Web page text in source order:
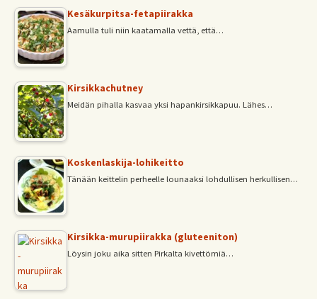
Kesäkurpitsa-fetapiirakka
Aamulla tuli niin kaatamalla vettä, että…
Kirsikkachutney
Meidän pihalla kasvaa yksi hapankirsikkapuu. Lähes…
Koskenlaskija-lohikeitto
Tänään keittelin perheelle lounaaksi lohdullisen herkullisen…
Kirsikka-murupiirakka (gluteeniton)
Löysin joku aika sitten Pirkalta kivettömiä…